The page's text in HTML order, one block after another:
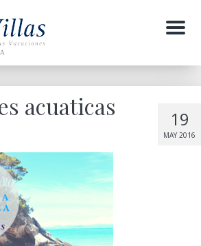
Menu
19
MAY 2016
acuaticas